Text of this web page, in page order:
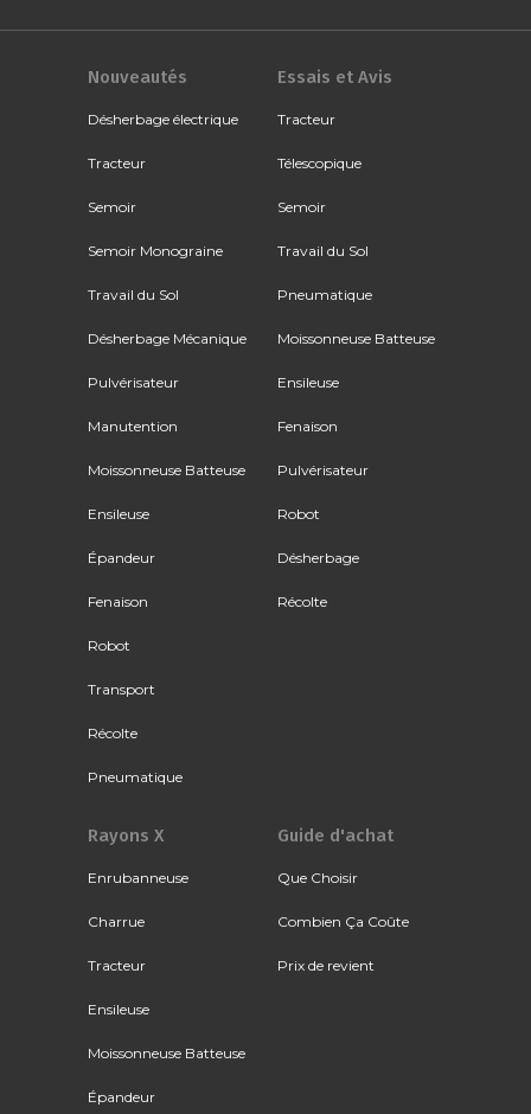
Nouveautés
Désherbage électrique
Tracteur
Semoir
Semoir Monograine
Travail du Sol
Désherbage Mécanique
Pulvérisateur
Manutention
Moissonneuse Batteuse
Ensileuse
Épandeur
Fenaison
Robot
Transport
Récolte
Pneumatique
Essais et Avis
Tracteur
Télescopique
Semoir
Travail du Sol
Pneumatique
Moissonneuse Batteuse
Ensileuse
Fenaison
Pulvérisateur
Robot
Désherbage
Récolte
Rayons X
Enrubanneuse
Charrue
Tracteur
Ensileuse
Moissonneuse Batteuse
Épandeur
Guide d'achat
Que Choisir
Combien Ça Coûte
Prix de revient